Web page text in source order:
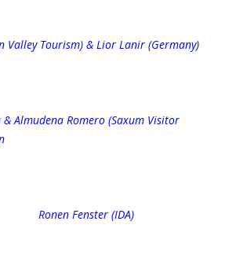
Valley Tourism) & Lior Lanir (Germany)
Almudena Romero (Saxum Visitor
(IDA)